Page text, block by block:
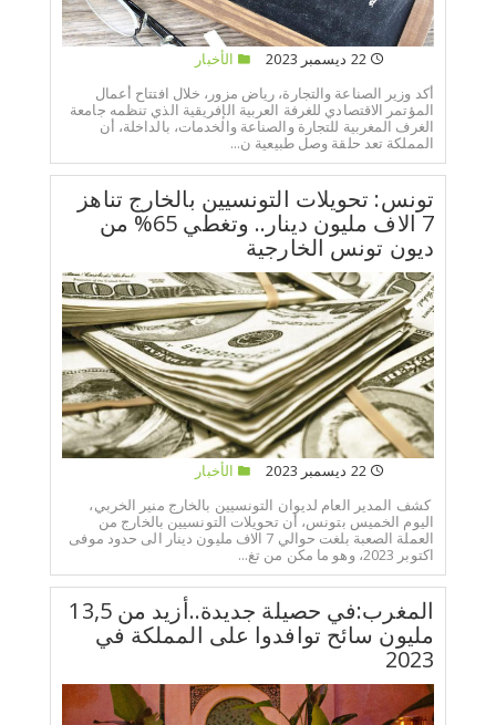
22 ديسمبر 2023
الأخبار
أكد وزير الصناعة والتجارة، رياض مزور، خلال افتتاح أعمال
المؤتمر الاقتصادي للغرفة العربية الإفريقية الذي تنظمه جامعة
الغرف المغربية للتجارة والصناعة والخدمات، بالداخلة، أن
المملكة تعد حلقة وصل طبيعية ن...
تونس: تحويلات التونسيين بالخارج تناهز
7 الاف مليون دينار.. وتغطي 65% من
ديون تونس الخارجية
22 ديسمبر 2023
الأخبار
كشف المدير العام لديوان التونسيين بالخارج منير الخربي،
اليوم الخميس بتونس، أن تحويلات التونسيين بالخارج من
العملة الصعبة بلغت حوالي 7 الاف مليون دينار الى حدود موفى
اكتوبر 2023، وهو ما مكن من تغ...
المغرب:في حصيلة جديدة..أزيد من 13,5
مليون سائح توافدوا على المملكة في
2023